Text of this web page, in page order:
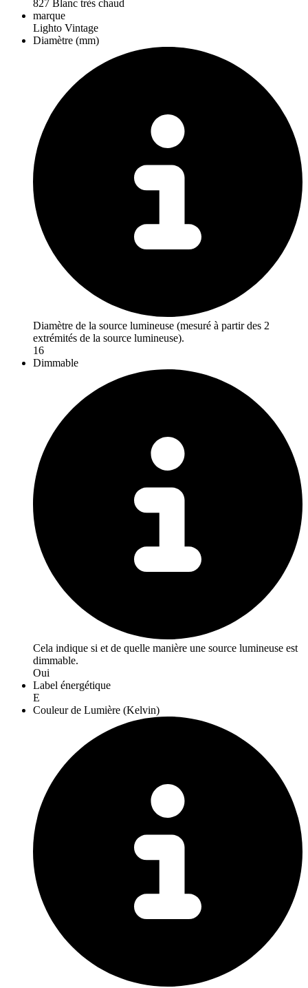
827 Blanc très chaud
marque
Lighto Vintage
Diamètre (mm)
Diamètre de la source lumineuse (mesuré à partir des 2
extrémités de la source lumineuse).
16
Dimmable
Cela indique si et de quelle manière une source lumineuse est
dimmable.
Oui
Label énergétique
E
Couleur de Lumière (Kelvin)